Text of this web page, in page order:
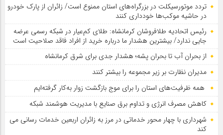
تردد موتورسیکلت در بزرگراه‌های استان ممنوع است/ زائران از پارک خودرو
در حاشیه موکب‌ها خودداری کنند
رئیس اتحادیه طلافروشان کرمانشاه: طلای کم‌عیار در شبکه رسمی عرضه
جایی ندارد/ بیشترین هشدار ما درباره خرید از افراد فاقد صلاحیت است
از بحران آب تا بحران پشه؛ هشدار جدی برای شرق کرمانشاه
مدیران نظارت بر زیر مجموعه را بیشتر کنند
همه ظرفیت‌های استان را برای موج بازگشت زوار به‌کار گرفته‌ایم
کاهش مصرف انرژی و تداوم برق صنایع با مدیریت هوشمند شبکه
شهرداری با چهار محور خدماتی در مرز به زائران اربعین خدمات رسانی می
کند